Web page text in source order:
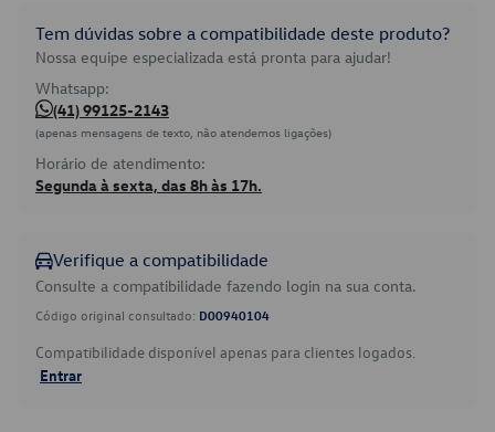
Tem dúvidas sobre a compatibilidade deste produto?
Nossa equipe especializada está pronta para ajudar!
Whatsapp:
(41) 99125-2143
(apenas mensagens de texto, não atendemos ligações)
Horário de atendimento:
Segunda à sexta, das 8h às 17h.
Verifique a compatibilidade
Consulte a compatibilidade fazendo login na sua conta.
Código original consultado: D00940104
Compatibilidade disponível apenas para clientes logados.
Entrar